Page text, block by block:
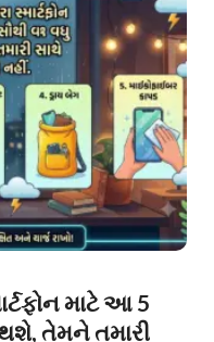
માટે આ 5
તેમને તમારી